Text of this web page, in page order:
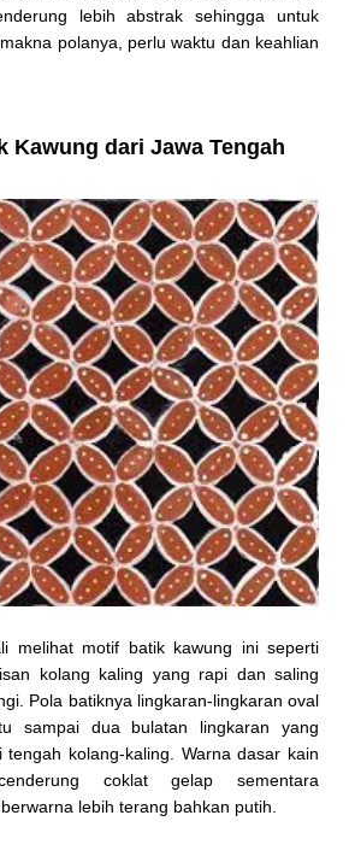
lebih abstrak sehingga untuk
polanya, perlu waktu dan keahlian
Kawung dari Jawa Tengah
melihat motif batik kawung ini seperti
kolang kaling yang rapi dan saling
Pola batiknya lingkaran-lingkaran oval
sampai dua bulatan lingkaran yang
tengah kolang-kaling. Warna dasar kain
coklat gelap sementara
lebih terang bahkan putih.